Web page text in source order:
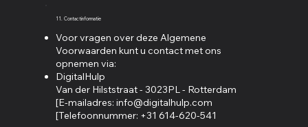
11. Contactinformatie
Voor vragen over deze Algemene
Voorwaarden kunt u contact met ons
opnemen via:
DigitalHulp
Van der Hilststraat - 3023PL - Rotterdam
[E-mailadres: info@digitalhulp.com
[Telefoonnummer: +31 614-620-541